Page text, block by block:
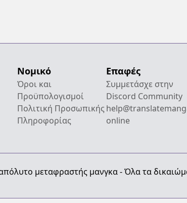
Νομικό
Όροι και
Προϋπολογισμοί
Πολιτική Προσωπικής
Πληροφορίας
Επαφές
Συμμετάσχε στην
Discord Community
online
μεταφραστής μανγκα - Όλα τα